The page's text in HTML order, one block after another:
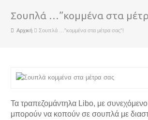
Σουπλά …”κομμένα στα
Αρχική Σουπλά …”κομμένα στα μέτρα σας”!
Τα τραπεζομάντηλα Libo, με
μπορούν να κοπούν σε σουπλά με